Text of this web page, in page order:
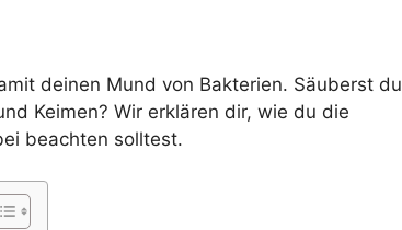
deinen Mund von Bakterien. Säuberst du
Keimen? Wir erklären dir, wie du die
beachten solltest.